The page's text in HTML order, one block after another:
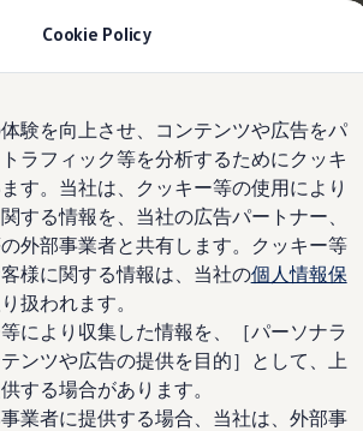
Cookie Policy
験を向上させ、コンテンツや広告をパ
ラフィック等を分析するためにクッキ
す。当社は、クッキー等の使用により
する情報を、当社の広告パートナー、
外部事業者と共有します。クッキー等
様に関する情報は、当社の個人情報保
扱われます。
により収集した情報を、［パーソナラ
ンツや広告の提供を目的］として、上
する場合があります。
業者に提供する場合、当社は、外部事
々29,700円〜| 9月30日(水)ま
タログ
マイスター
デザイン
、走るため
く磨かれたデ